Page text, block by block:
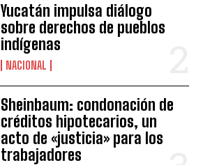
Yucatán impulsa diálogo
sobre derechos de pueblos
indígenas
NACIONAL
Sheinbaum: condonación de
créditos hipotecarios, un
acto de «justicia» para los
trabajadores